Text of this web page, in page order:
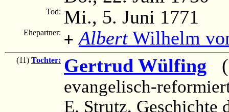
Tod: Mi., 5. Juni 1771
Ehepartner: + AlbertWilhelm
(11) Tochter: Gertrud Wülfing
evangelisch-
E. Strutz, Geschichte